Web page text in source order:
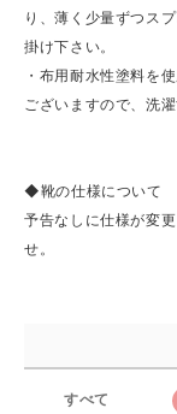
り、薄く少量ずつス
掛け下さい。
・布用耐水性塗料を
ございますので、洗
◆靴の仕様について
予告なしに仕様が変
せ。
すべて